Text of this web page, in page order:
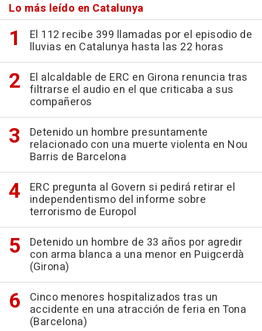
Lo más leído en Catalunya
El 112 recibe 399 llamadas por el episodio de
lluvias en Catalunya hasta las 22 horas
El alcaldable de ERC en Girona renuncia tras
filtrarse el audio en el que criticaba a sus
compañeros
Detenido un hombre presuntamente
relacionado con una muerte violenta en Nou
Barris de Barcelona
ERC pregunta al Govern si pedirá retirar el
independentismo del informe sobre
terrorismo de Europol
Detenido un hombre de 33 años por agredir
con arma blanca a una menor en Puigcerdà
(Girona)
Cinco menores hospitalizados tras un
accidente en una atracción de feria en Tona
(Barcelona)